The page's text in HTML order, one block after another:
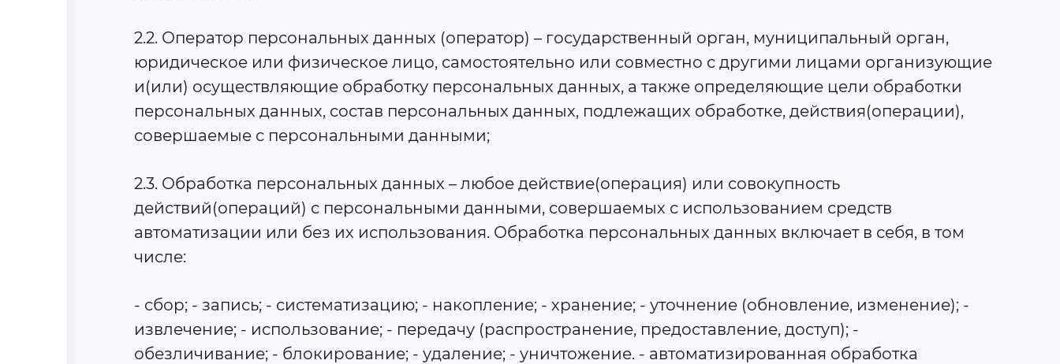
2.2. Оператор персональных данных (оператор) – государственный орган, муниципальный орган,
юридическое или физическое лицо, самостоятельно или совместно с другими лицами организующие
и(или) осуществляющие обработку персональных данных, а также определяющие цели обработки
персональных данных, состав персональных данных, подлежащих обработке, действия(операции),
совершаемые с персональными данными;
2.3. Обработка персональных данных – любое действие(операция) или совокупность
действий(операций) с персональными данными, совершаемых с использованием средств
автоматизации или без их использования. Обработка персональных данных включает в себя, в том
числе:
- сбор; - запись; - систематизацию; - накопление; - хранение; - уточнение (обновление, изменение); -
извлечение; - использование; - передачу (распространение, предоставление, доступ); -
обезличивание; - блокирование; - удаление; - уничтожение. - автоматизированная обработка